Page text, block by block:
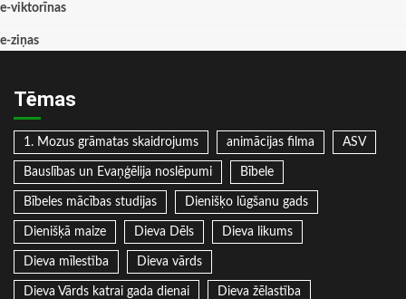
e-viktorīnas
e-ziņas
Tēmas
1. Mozus grāmatas skaidrojums animācijas filma ASV
Bauslības un Evaņģēlija noslēpumi Bībele
Bībeles mācības studijas Dienišķo lūgšanu gads
Dienišķā maize Dieva Dēls Dieva likums
Dieva mīlestība Dieva vārds
Dieva Vārds katrai gada dienai Dieva žēlastība